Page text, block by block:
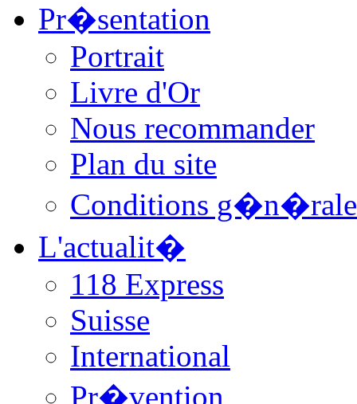
Pr�sentation
Portrait
Livre d'Or
Nous recommander
Plan du site
Conditions
L'actualit�
118 Express
Suisse
International
Pr�vention